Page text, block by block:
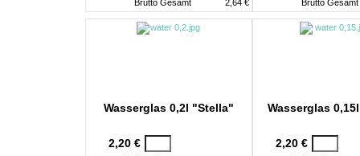
Brutto Gesamt
2,64 €
Brutto Gesamt
Wasserglas 0,2l "Stella"
2,20 €
Wasserglas
2,20 €